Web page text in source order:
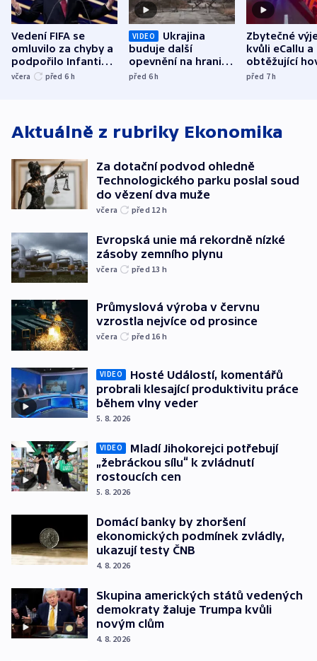
Vedení FIFA se
omluvilo za chyby a
podpořilo Infantina.
UEFA trvá na
včera před 6 h
VIDEO
Ukrajina
buduje další
opevnění na hranici
s Běloruskem
před 6h
Zbytečné
kvůli eCallu a
obtěžující
zdržují
před 7h
Aktuálně z rubriky Ekonomika
Za dotační podvod ohledně
Technologického parku poslal soud
do vězení dva muže
včera před 12 h
Evropská unie má rekordně nízké
zásoby zemního plynu
včera před 13 h
Průmyslová výroba v červnu
vzrostla nejvíce od prosince
včera před 16 h
VIDEO
Hosté Událostí, komentářů
probrali klesající produktivitu práce
během vlny veder
5. 8. 2026
VIDEO
Mladí Jihokorejci potřebují
„žebráckou sílu“ k zvládnutí
rostoucích cen
5. 8. 2026
Domácí banky by zhoršení
ekonomických podmínek zvládly,
ukazují testy ČNB
4. 8. 2026
Skupina amerických států vedených
demokraty žaluje Trumpa kvůli
novým clům
4. 8. 2026